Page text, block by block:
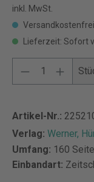
inkl. MwSt.
Versandkostenfrei
Lieferzeit: Sofort
Artikel-Nr.:
Verlag: Werner,
Umfang: 160
Einbandart: